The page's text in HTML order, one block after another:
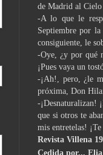
de Madrid al
-A lo que le
Septiembre por
consiguiente, le
-Oye, ¿y por qué
¡Pues vaya un
-¡Ah!, pero, ¿le
próxima, Don
-¡Desnaturalizan!
que si otros te
mis entretelas!
Revista Villena
Cedida por...